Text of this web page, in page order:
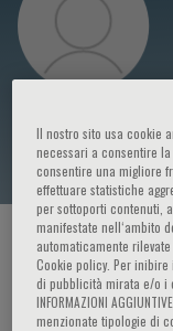
Neil Marlow
HOME PAGE /
Il nostro sito usa cookie
necessari a consentire
consentire una migliore
effettuare statistiche
per sottoporti contenuti,
manifestate nell‘ambito
automaticamente
Cookie policy. Per
di pubblicità mirata e/o i
INFORMAZIONI
menzionate tipologie di